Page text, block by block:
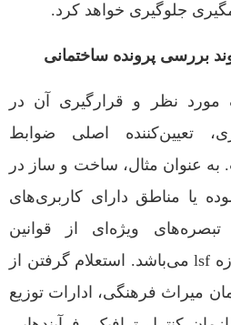
جلوگیری خواهد کرد.
بررسی پرونده ساختمانی
مورد نظر و قرارگیری آن در
تعیین‌کننده اصلی ضوابط
عنوان مثال، ساخت و ساز در
یا مناطق دارای کاربری‌های
ویژه‌ای از قوانین
شهرداری شیراز برای سازه lsf می‌باشد. استعلام گرفتن از
میراث فرهنگی، ادارات توزیع